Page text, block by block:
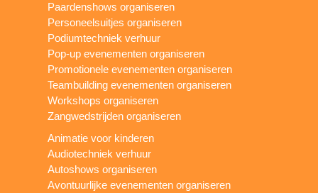
Paardenshows organiseren
Personeelsuitjes organiseren
Podiumtechniek verhuur
Pop-up evenementen organiseren
Promotionele evenementen organiseren
Teambuilding evenementen organiseren
Workshops organiseren
Zangwedstrijden organiseren
Animatie voor kinderen
Audiotechniek verhuur
Autoshows organiseren
Avontuurlijke evenementen organiseren